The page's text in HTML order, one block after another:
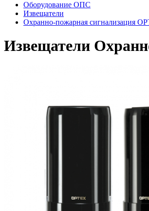
Оборудование ОПС
Извещатели
Охранно-пожарная сигнализация
Извещатели